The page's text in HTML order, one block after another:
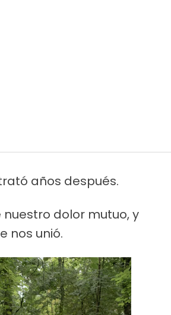
años después.
nuestro dolor mutuo, y
nos unió.